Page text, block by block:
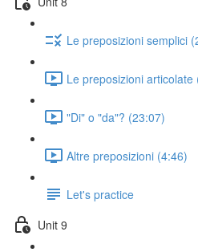
Le preposizioni semplici
Le preposizioni articolate
"Di" o "da"? (23:07)
Altre preposizioni (4:46)
Let's practice
Unit 9